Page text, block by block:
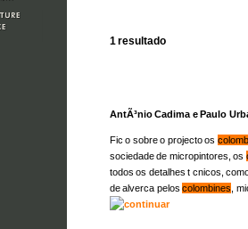
1 resultado
AntÃ³nio Cadima e Paulo
Fic o sobre o projecto os
sociedade de micropintores, os
todos os detalhes t cnicos,
de alverca peloscolombines ,